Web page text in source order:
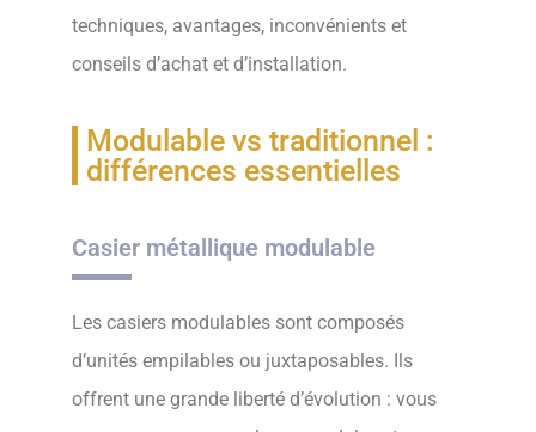
techniques, avantages, inconvénients et
conseils d’achat et d’installation.
Modulable vs traditionnel :
différences essentielles
Casier métallique modulable
Les casiers modulables sont composés
d’unités empilables ou juxtaposables. Ils
offrent une grande liberté d’évolution : vous